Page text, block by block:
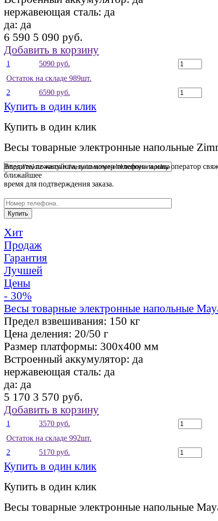
нержавеющая сталь: да
да: да
6 590 5 090 руб.
Добавить в корзину
1
5090 руб.
Остаток на складе 989шт.
2
6590 руб.
Купить в один клик
Купить в один клик
Весы товарные электронные напольные
Введите, пожалуйста, ваш номер телефона и наш оператор
ближайшее
время для подтверждения заказа.
Хит
Продаж
Гарантия
Лучшей
Цены
- 30%
Весы товарные электронные напольные
Предел взвешивания: 150 кг
Цена деления: 20/50 г
Размер платформы: 300х400 мм
Встроенный аккумулятор: да
нержавеющая сталь: да
да: да
5 170 3 570 руб.
Добавить в корзину
1
3570 руб.
Остаток на складе 992шт.
2
5170 руб.
Купить в один клик
Купить в один клик
Весы товарные электронные напольные